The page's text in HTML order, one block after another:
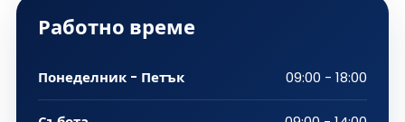
Работно време
Понеделник - Петък 09:00 - 18:00